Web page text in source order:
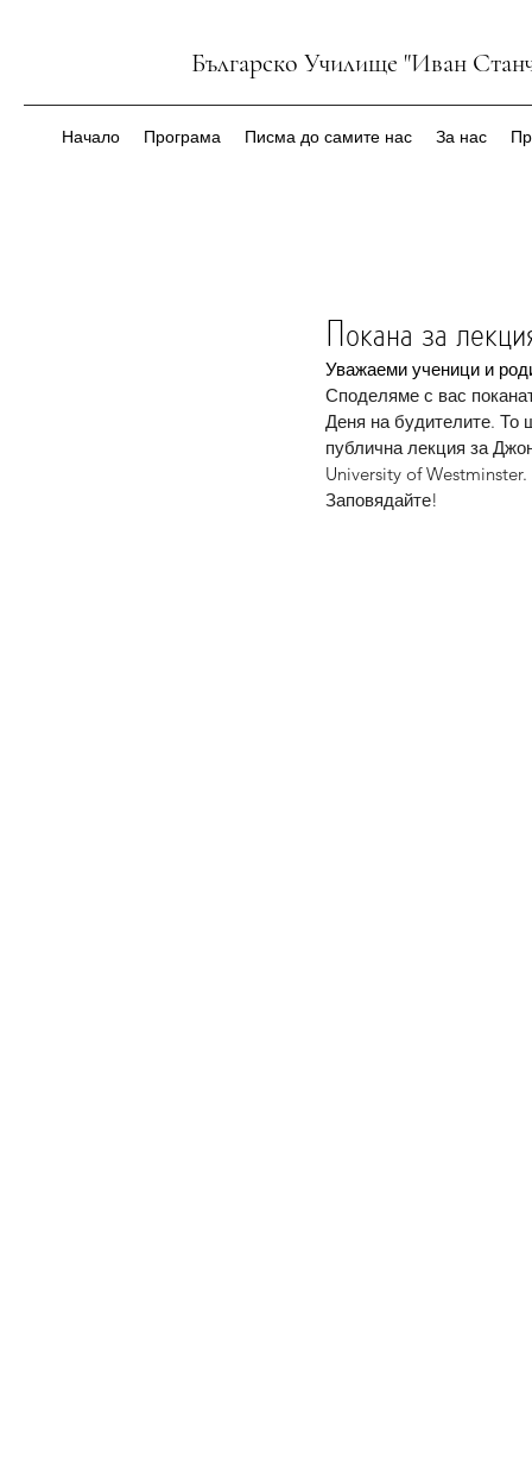
Българско Училище "Иван
Начало Програма Писма до самите нас За нас
Покана за
Уважаеми ученици и
Споделяме с вас
Деня на будителите. То
публична лекция за
University of
Заповядайте!